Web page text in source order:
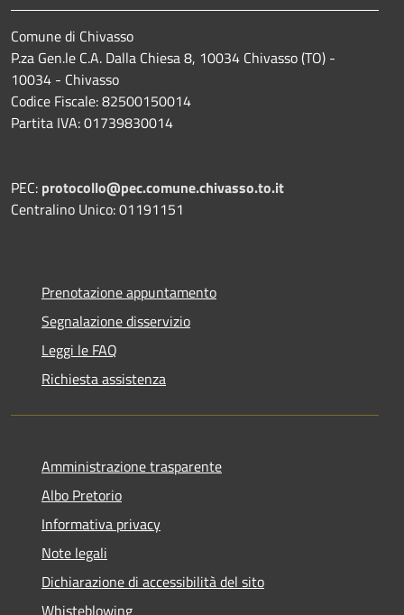
Comune di Chivasso
P.za Gen.le C.A. Dalla Chiesa 8, 10034 Chivasso (TO) -
10034 - Chivasso
Codice Fiscale: 82500150014
Partita IVA: 01739830014
PEC: protocollo@pec.comune.chivasso.to.it
Centralino Unico: 01191151
Prenotazione appuntamento
Segnalazione disservizio
Leggi le FAQ
Richiesta assistenza
Amministrazione trasparente
Albo Pretorio
Informativa privacy
Note legali
Dichiarazione di accessibilità del sito
Whisteblowing